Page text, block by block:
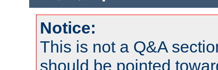
Notice:
This is not a Q&A
should be pointed